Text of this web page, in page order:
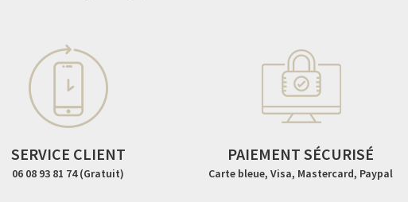
SERVICE CLIENT
06 08 93 81 74 (Gratuit)
PAIEMENT SÉCURISÉ
Carte bleue, Visa, Mastercard, Paypal